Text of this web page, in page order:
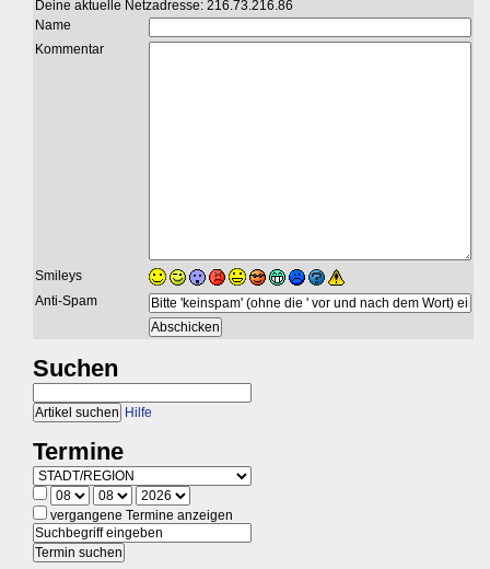
Deine aktuelle Netzadresse: 216.73.216.86
Name
Kommentar
Smileys
Anti-Spam
Suchen
Hilfe
Termine
vergangene Termine anzeigen